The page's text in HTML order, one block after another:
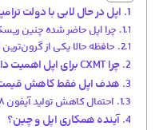
اپل در حال لابی با دولت
چرا اپل حاضر شده چنین
حافظه حالا یکی از
چرا CXMT برای اپل اهمیت داره؟
هدف اپل فقط کاهش
احتمال کاهش تولید آیفون ۱۸
آینده همکاری اپل و چین؟